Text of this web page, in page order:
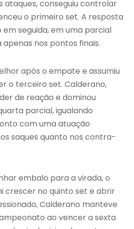
ataques, conseguiu controlar
o primeiro set. A resposta
em seguida, em uma parcial
nos pontos finais.
após o empate e assumiu
o terceiro set. Calderano,
de reação e dominou
parcial, igualando
com uma atuação
saques quanto nos contra-
embalo para a virada, o
crescer no quinto set e abrir
Calderano manteve
ao vencer a sexta